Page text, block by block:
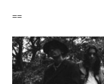
==